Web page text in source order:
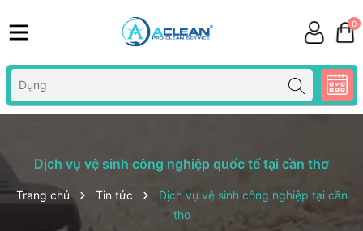
0
Dịch vụ vệ sinh công nghiệp quốc tế tại cần thơ
Trang chủ Tin tức
Dịch vụ vệ sinh công nghiệp tại cần
thơ